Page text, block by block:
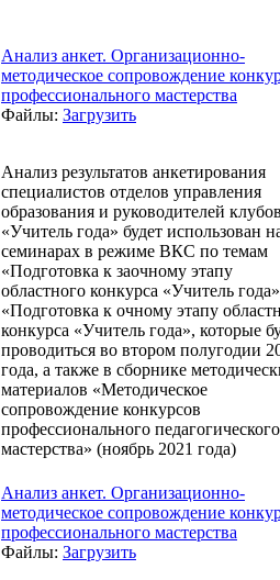
Анализ анкет. Организационно-
методическое сопровождение
профессионального мастерства
Файлы: Загрузить
Анализ результатов анкетирования
специалистов отделов управления
образования и руководителей
«Учитель года» будет использован
семинарах в режиме ВКС по темам
«Подготовка к заочному этапу
областного конкурса «Учитель
«Подготовка к очному этапу
конкурса «Учитель года», которые
проводиться во втором полугодии
года, а также в сборнике
материалов «Методическое
сопровождение конкурсов
профессионального педагогического
мастерства» (ноябрь 2021 года)
Анализ анкет. Организационно-
методическое сопровождение
профессионального мастерства
Файлы: Загрузить